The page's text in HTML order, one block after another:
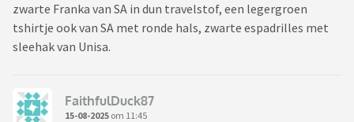
zwarte Franka van SA in dun travelstof, een legergroen
tshirtje ook van SA met ronde hals, zwarte espadrilles met
sleehak van Unisa.
FaithfulDuck87
15-08-2025 om 11:45